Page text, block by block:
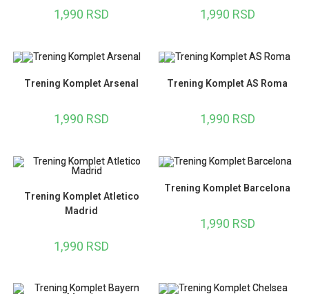
1,990 RSD 1,990 RSD
Trening Komplet Arsenal
1,990 RSD
Trening Komplet AS Roma
1,990 RSD
Trening Komplet Atletico
Madrid
1,990 RSD
Trening Komplet Barcelona
1,990 RSD